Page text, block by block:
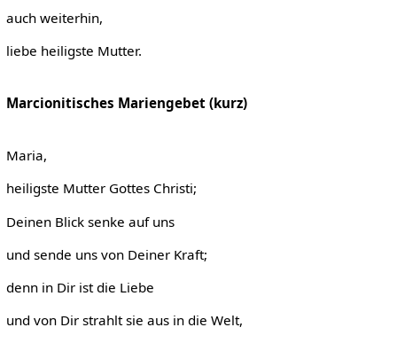
auch weiterhin,
liebe heiligste Mutter.
Marcionitisches Mariengebet (kurz)
Maria,
heiligste Mutter Gottes Christi;
Deinen Blick senke auf uns
und sende uns von Deiner Kraft;
denn in Dir ist die Liebe
und von Dir strahlt sie aus in die Welt,